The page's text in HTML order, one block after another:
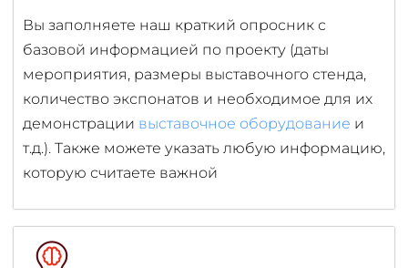
Вы заполняете наш краткий опросник с
базовой информацией по проекту (даты
мероприятия, размеры выставочного стенда,
количество экспонатов и необходимое для их
демонстрации выставочное оборудование и
т.д.). Также можете указать любую информацию,
которую считаете важной